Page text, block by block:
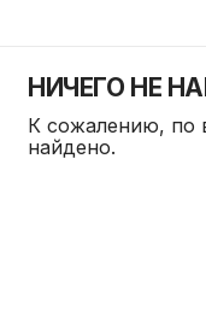
НИЧЕГО НЕ
К сожалению, по
найдено.